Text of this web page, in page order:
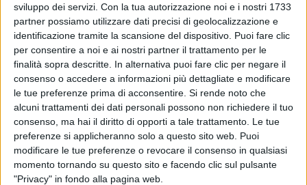
sviluppo dei servizi. Con la tua autorizzazione noi e i nostri 1733
partner possiamo utilizzare dati precisi di geolocalizzazione e
identificazione tramite la scansione del dispositivo. Puoi fare clic
per consentire a noi e ai nostri partner il trattamento per le
finalità sopra descritte. In alternativa puoi fare clic per negare il
consenso o accedere a informazioni più dettagliate e modificare
le tue preferenze prima di acconsentire. Si rende noto che
alcuni trattamenti dei dati personali possono non richiedere il tuo
consenso, ma hai il diritto di opporti a tale trattamento. Le tue
preferenze si applicheranno solo a questo sito web. Puoi
modificare le tue preferenze o revocare il consenso in qualsiasi
momento tornando su questo sito e facendo clic sul pulsante
"Privacy" in fondo alla pagina web.
Laura Pausini candidata ai Latin Grammy
2024 per Anime Parallele
Lo scorso anno, la cantante è stata incoronata
Persona dell’anno agli Oscar della musica latina
di Mara Bizzoco